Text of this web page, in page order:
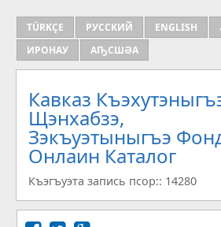
TÜRKÇE РУССКИЙ ENGLISH
ИРОНАУ
АҦСШӘА
Кавказ
Щэнхабзэ,
Зэкъуэтыныгъэ
Онлаин Каталог
Къэгъуэта запись псор:: 14280